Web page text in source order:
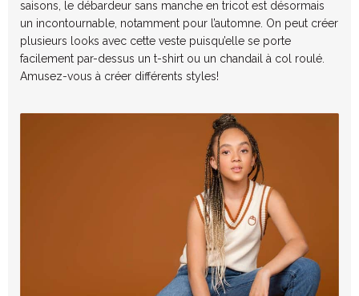
saisons, le débardeur sans manche en tricot est désormais
un incontournable, notamment pour l’automne. On peut créer
plusieurs looks avec cette veste puisqu’elle se porte
facilement par-dessus un t-shirt ou un chandail à col roulé.
Amusez-vous à créer différents styles!